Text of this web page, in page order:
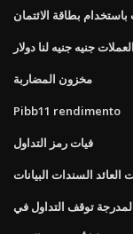
بطاقة الائتمان
جنيه جنيه لنا دولار
مخزون المضاربة
Pibb11 rendimento
فيات رمز التداول
توقف التداول في